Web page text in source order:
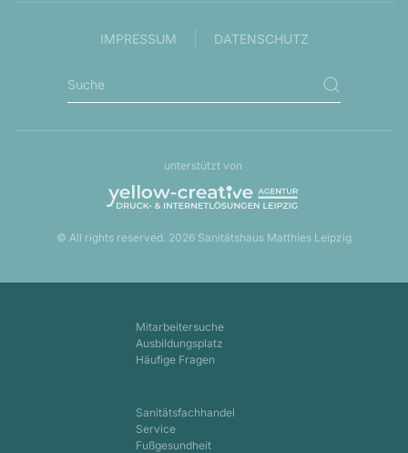
IMPRESSUM DATENSCHUTZ
unterstützt von
© All rights reserved. 2026 Sanitätshaus Matthies Leipzig
Mitarbeitersuche
Ausbildungsplatz
Häufige Fragen
Sanitätsfachhandel
Service
Fußgesundheit